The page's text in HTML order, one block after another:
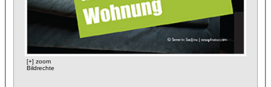
[+] zoom
Bildrechte